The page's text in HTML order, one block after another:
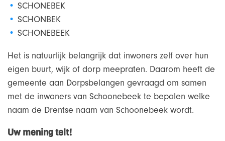
SCHONEBEK
SCHONBEK
SCHONEBEEK
Het is natuurlijk belangrijk dat inwoners zelf over hun
eigen buurt, wijk of dorp meepraten. Daarom heeft de
gemeente aan Dorpsbelangen gevraagd om samen
met de inwoners van Schoonebeek te bepalen welke
naam de Drentse naam van Schoonebeek wordt.
Uw mening telt!